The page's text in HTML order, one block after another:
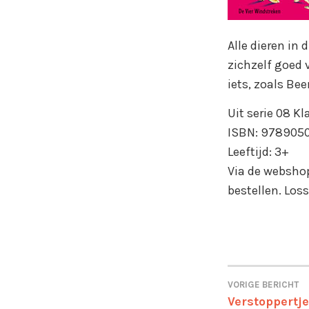
Alle dieren in
zichzelf goed
iets, zoals
Uit serie 08
ISBN:
Leeftijd: 3+
Via de
bestellen.
VORIGE BERICHT
Verstoppertje